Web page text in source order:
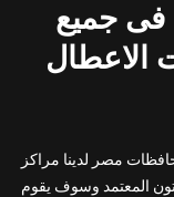
فى جميع
الاعطال
مصر لدينا مراكز
المعتمد وسوف يقوم